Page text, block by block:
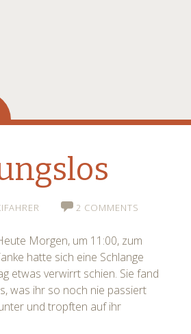
2 COMMENTS
Morgen, um 11:00, zum
hatte sich eine Schlange
etwas verwirrt schien. Sie fand
was ihr so noch nie passiert
und tropften auf ihr